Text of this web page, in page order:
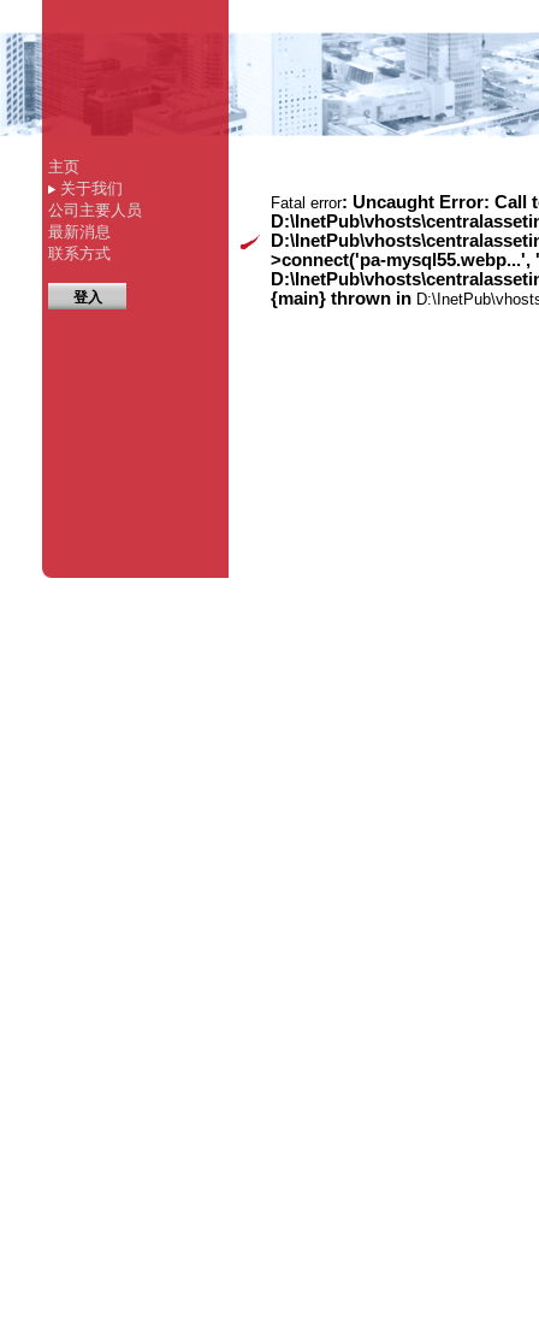
主页
关于我们
公司主要人员
最新消息
联系方式
登入
Fatal error: Uncaught Error: Call
>connect('pa-mysql55.webp...',
{main} thrown in